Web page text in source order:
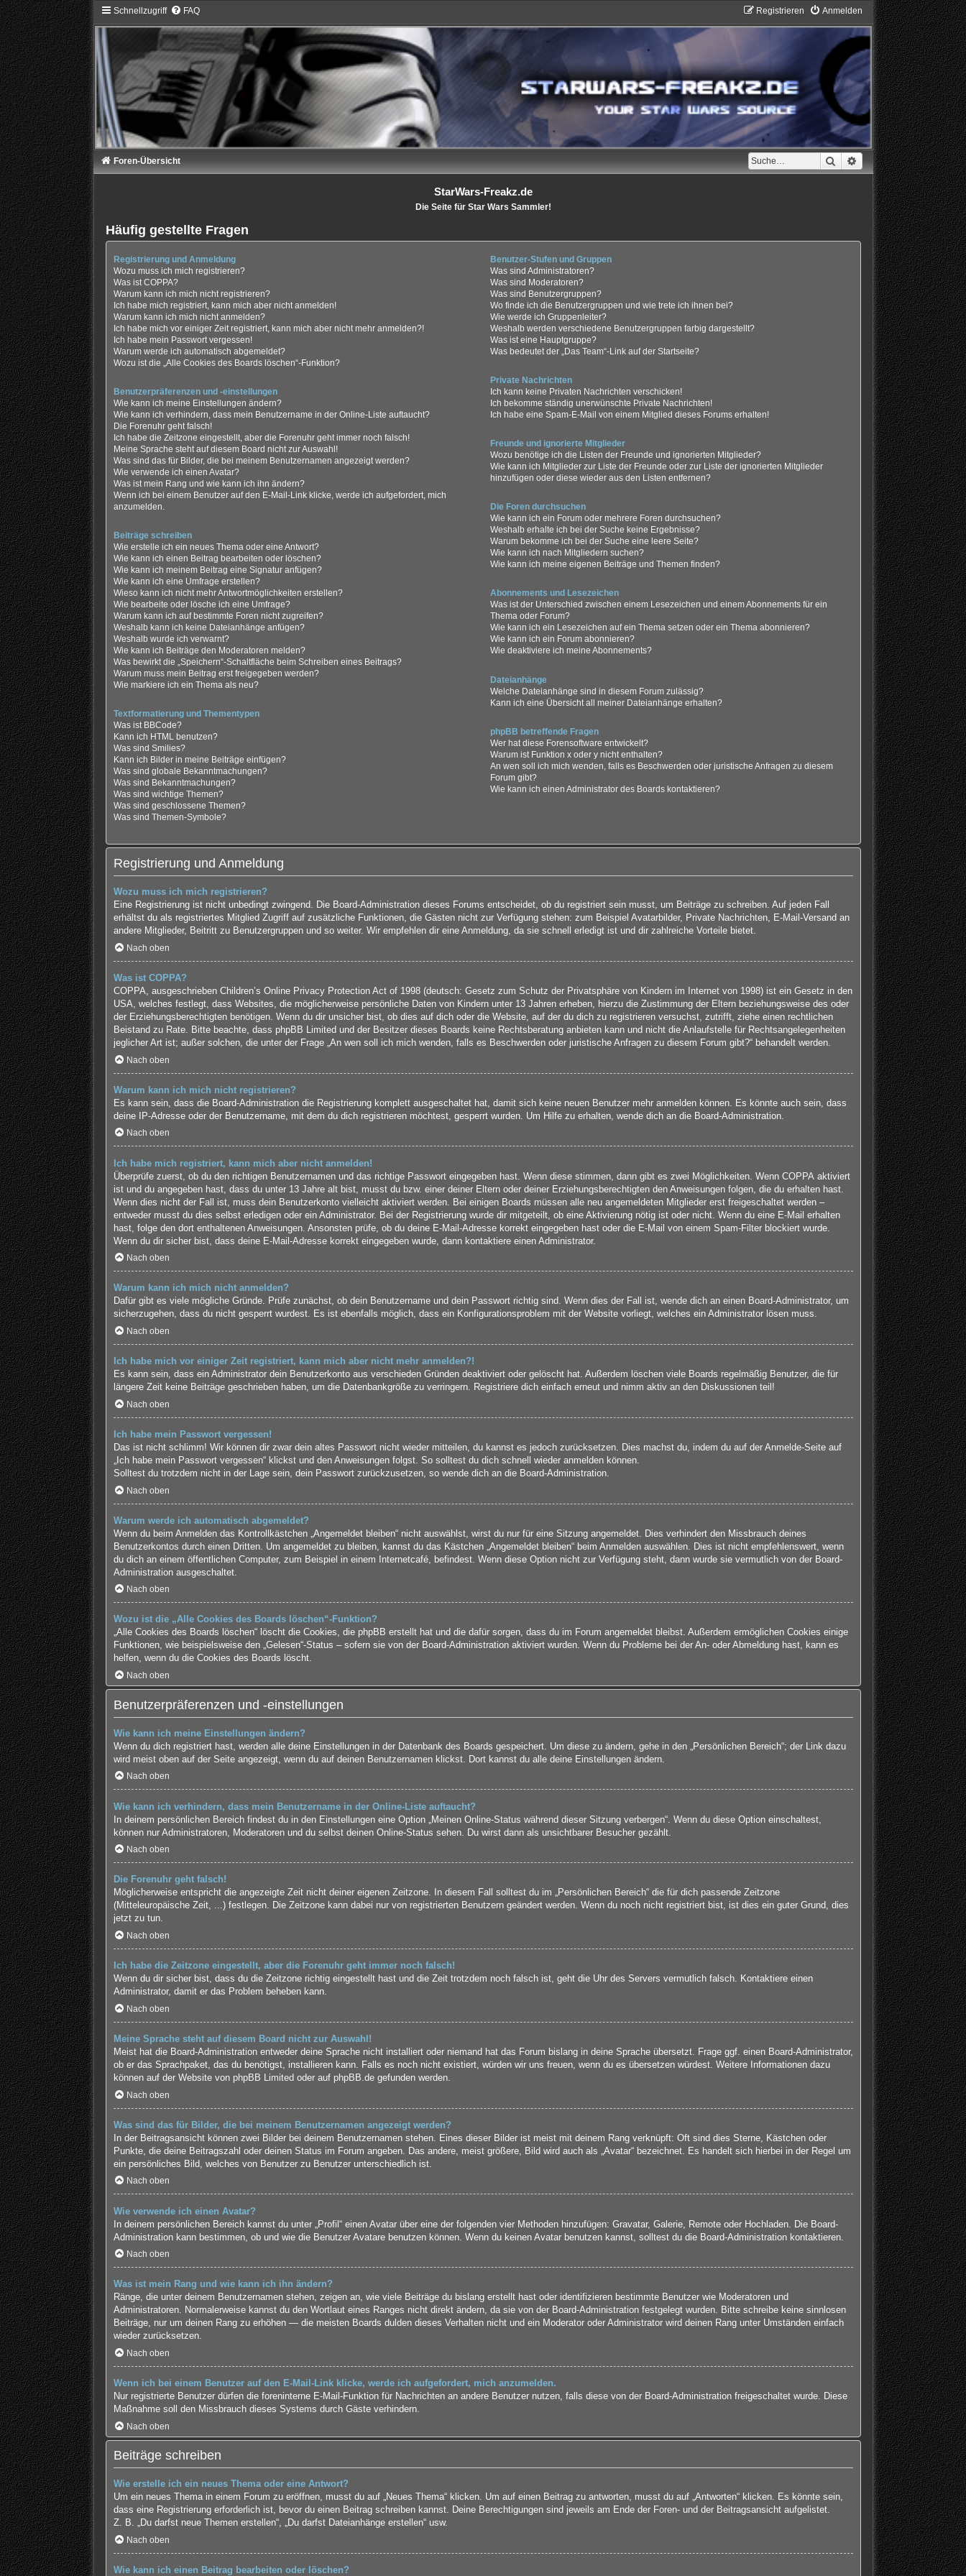
Schnellzugriff FAQ Anmelden
Registrieren
Suche Erweiterte Suche
Foren-Übersicht
StarWars-Freakz.de
Die Seite für Star Wars Sammler!
Häufig gestellte Fragen
Registrierung und Anmeldung
Wozu muss ich mich registrieren?
Was ist COPPA?
Warum kann ich mich nicht registrieren?
Ich habe mich registriert, kann mich aber nicht anmelden!
Warum kann ich mich nicht anmelden?
Ich habe mich vor einiger Zeit registriert, kann mich aber nicht mehr anmelden?!
Ich habe mein Passwort vergessen!
Warum werde ich automatisch abgemeldet?
Wozu ist die „Alle Cookies des Boards löschen“-Funktion?
Benutzerpräferenzen und -einstellungen
Wie kann ich meine Einstellungen ändern?
Wie kann ich verhindern, dass mein Benutzername in der Online-Liste auftaucht?
Die Forenuhr geht falsch!
Ich habe die Zeitzone eingestellt, aber die Forenuhr geht immer noch falsch!
Meine Sprache steht auf diesem Board nicht zur Auswahl!
Was sind das für Bilder, die bei meinem Benutzernamen angezeigt werden?
Wie verwende ich einen Avatar?
Was ist mein Rang und wie kann ich ihn ändern?
Wenn ich bei einem Benutzer auf den E-Mail-Link klicke, werde ich aufgefordert, mich
anzumelden.
Beiträge schreiben
Wie erstelle ich ein neues Thema oder eine Antwort?
Wie kann ich einen Beitrag bearbeiten oder löschen?
Wie kann ich meinem Beitrag eine Signatur anfügen?
Wie kann ich eine Umfrage erstellen?
Wieso kann ich nicht mehr Antwortmöglichkeiten erstellen?
Wie bearbeite oder lösche ich eine Umfrage?
Warum kann ich auf bestimmte Foren nicht zugreifen?
Weshalb kann ich keine Dateianhänge anfügen?
Weshalb wurde ich verwarnt?
Wie kann ich Beiträge den Moderatoren melden?
Was bewirkt die „Speichern“-Schaltfläche beim Schreiben eines Beitrags?
Warum muss mein Beitrag erst freigegeben werden?
Wie markiere ich ein Thema als neu?
Textformatierung und Thementypen
Was ist BBCode?
Kann ich HTML benutzen?
Was sind Smilies?
Kann ich Bilder in meine Beiträge einfügen?
Was sind globale Bekanntmachungen?
Was sind Bekanntmachungen?
Was sind wichtige Themen?
Was sind geschlossene Themen?
Was sind Themen-Symbole?
Benutzer-Stufen und Gruppen
Was sind Administratoren?
Was sind Moderatoren?
Was sind Benutzergruppen?
Wo finde ich die Benutzergruppen und wie trete ich ihnen bei?
Wie werde ich Gruppenleiter?
Weshalb werden verschiedene Benutzergruppen farbig dargestellt?
Was ist eine Hauptgruppe?
Was bedeutet der „Das Team“-Link auf der Startseite?
Private Nachrichten
Ich kann keine Privaten Nachrichten verschicken!
Ich bekomme ständig unerwünschte Private Nachrichten!
Ich habe eine Spam-E-Mail von einem Mitglied dieses Forums erhalten!
Freunde und ignorierte Mitglieder
Wozu benötige ich die Listen der Freunde und ignorierten Mitglieder?
Wie kann ich Mitglieder zur Liste der Freunde oder zur Liste der ignorierten Mitglieder
hinzufügen oder diese wieder aus den Listen entfernen?
Die Foren durchsuchen
Wie kann ich ein Forum oder mehrere Foren durchsuchen?
Weshalb erhalte ich bei der Suche keine Ergebnisse?
Warum bekomme ich bei der Suche eine leere Seite?
Wie kann ich nach Mitgliedern suchen?
Wie kann ich meine eigenen Beiträge und Themen finden?
Abonnements und Lesezeichen
Was ist der Unterschied zwischen einem Lesezeichen und einem Abonnements für ein
Thema oder Forum?
Wie kann ich ein Lesezeichen auf ein Thema setzen oder ein Thema abonnieren?
Wie kann ich ein Forum abonnieren?
Wie deaktiviere ich meine Abonnements?
Dateianhänge
Welche Dateianhänge sind in diesem Forum zulässig?
Kann ich eine Übersicht all meiner Dateianhänge erhalten?
phpBB betreffende Fragen
Wer hat diese Forensoftware entwickelt?
Warum ist Funktion x oder y nicht enthalten?
An wen soll ich mich wenden, falls es Beschwerden oder juristische Anfragen zu diesem
Forum gibt?
Wie kann ich einen Administrator des Boards kontaktieren?
Registrierung und Anmeldung
Wozu muss ich mich registrieren?
Eine Registrierung ist nicht unbedingt zwingend. Die Board-Administration dieses Forums entscheidet, ob du registriert sein musst, um Beiträge zu schreiben. Auf jeden Fall
erhältst du als registriertes Mitglied Zugriff auf zusätzliche Funktionen, die Gästen nicht zur Verfügung stehen: zum Beispiel Avatarbilder, Private Nachrichten, E-Mail-Versand an
andere Mitglieder, Beitritt zu Benutzergruppen und so weiter. Wir empfehlen dir eine Anmeldung, da sie schnell erledigt ist und dir zahlreiche Vorteile bietet.
Nach oben
Was ist COPPA?
COPPA, ausgeschrieben Children’s Online Privacy Protection Act of 1998 (deutsch: Gesetz zum Schutz der Privatsphäre von Kindern im Internet von 1998) ist ein Gesetz in den
USA, welches festlegt, dass Websites, die möglicherweise persönliche Daten von Kindern unter 13 Jahren erheben, hierzu die Zustimmung der Eltern beziehungsweise des oder
der Erziehungsberechtigten benötigen. Wenn du dir unsicher bist, ob dies auf dich oder die Website, auf der du dich zu registrieren versuchst, zutrifft, ziehe einen rechtlichen
Beistand zu Rate. Bitte beachte, dass phpBB Limited und der Besitzer dieses Boards keine Rechtsberatung anbieten kann und nicht die Anlaufstelle für Rechtsangelegenheiten
jeglicher Art ist; außer solchen, die unter der Frage „An wen soll ich mich wenden, falls es Beschwerden oder juristische Anfragen zu diesem Forum gibt?“ behandelt werden.
Nach oben
Warum kann ich mich nicht registrieren?
Es kann sein, dass die Board-Administration die Registrierung komplett ausgeschaltet hat, damit sich keine neuen Benutzer mehr anmelden können. Es könnte auch sein, dass
deine IP-Adresse oder der Benutzername, mit dem du dich registrieren möchtest, gesperrt wurden. Um Hilfe zu erhalten, wende dich an die Board-Administration.
Nach oben
Ich habe mich registriert, kann mich aber nicht anmelden!
Überprüfe zuerst, ob du den richtigen Benutzernamen und das richtige Passwort eingegeben hast. Wenn diese stimmen, dann gibt es zwei Möglichkeiten. Wenn COPPA aktiviert
ist und du angegeben hast, dass du unter 13 Jahre alt bist, musst du bzw. einer deiner Eltern oder deiner Erziehungsberechtigten den Anweisungen folgen, die du erhalten hast.
Wenn dies nicht der Fall ist, muss dein Benutzerkonto vielleicht aktiviert werden. Bei einigen Boards müssen alle neu angemeldeten Mitglieder erst freigeschaltet werden –
entweder musst du dies selbst erledigen oder ein Administrator. Bei der Registrierung wurde dir mitgeteilt, ob eine Aktivierung nötig ist oder nicht. Wenn du eine E-Mail erhalten
hast, folge den dort enthaltenen Anweisungen. Ansonsten prüfe, ob du deine E-Mail-Adresse korrekt eingegeben hast oder die E-Mail von einem Spam-Filter blockiert wurde.
Wenn du dir sicher bist, dass deine E-Mail-Adresse korrekt eingegeben wurde, dann kontaktiere einen Administrator.
Nach oben
Warum kann ich mich nicht anmelden?
Dafür gibt es viele mögliche Gründe. Prüfe zunächst, ob dein Benutzername und dein Passwort richtig sind. Wenn dies der Fall ist, wende dich an einen Board-Administrator, um
sicherzugehen, dass du nicht gesperrt wurdest. Es ist ebenfalls möglich, dass ein Konfigurationsproblem mit der Website vorliegt, welches ein Administrator lösen muss.
Nach oben
Ich habe mich vor einiger Zeit registriert, kann mich aber nicht mehr anmelden?!
Es kann sein, dass ein Administrator dein Benutzerkonto aus verschieden Gründen deaktiviert oder gelöscht hat. Außerdem löschen viele Boards regelmäßig Benutzer, die für
längere Zeit keine Beiträge geschrieben haben, um die Datenbankgröße zu verringern. Registriere dich einfach erneut und nimm aktiv an den Diskussionen teil!
Nach oben
Ich habe mein Passwort vergessen!
Das ist nicht schlimm! Wir können dir zwar dein altes Passwort nicht wieder mitteilen, du kannst es jedoch zurücksetzen. Dies machst du, indem du auf der Anmelde-Seite auf
„Ich habe mein Passwort vergessen“ klickst und den Anweisungen folgst. So solltest du dich schnell wieder anmelden können.
Solltest du trotzdem nicht in der Lage sein, dein Passwort zurückzusetzen, so wende dich an die Board-Administration.
Nach oben
Warum werde ich automatisch abgemeldet?
Wenn du beim Anmelden das Kontrollkästchen „Angemeldet bleiben“ nicht auswählst, wirst du nur für eine Sitzung angemeldet. Dies verhindert den Missbrauch deines
Benutzerkontos durch einen Dritten. Um angemeldet zu bleiben, kannst du das Kästchen „Angemeldet bleiben“ beim Anmelden auswählen. Dies ist nicht empfehlenswert, wenn
du dich an einem öffentlichen Computer, zum Beispiel in einem Internetcafé, befindest. Wenn diese Option nicht zur Verfügung steht, dann wurde sie vermutlich von der Board-
Administration ausgeschaltet.
Nach oben
Wozu ist die „Alle Cookies des Boards löschen“-Funktion?
„Alle Cookies des Boards löschen“ löscht die Cookies, die phpBB erstellt hat und die dafür sorgen, dass du im Forum angemeldet bleibst. Außerdem ermöglichen Cookies einige
Funktionen, wie beispielsweise den „Gelesen“-Status – sofern sie von der Board-Administration aktiviert wurden. Wenn du Probleme bei der An- oder Abmeldung hast, kann es
helfen, wenn du die Cookies des Boards löscht.
Nach oben
Benutzerpräferenzen und -einstellungen
Wie kann ich meine Einstellungen ändern?
Wenn du dich registriert hast, werden alle deine Einstellungen in der Datenbank des Boards gespeichert. Um diese zu ändern, gehe in den „Persönlichen Bereich“; der Link dazu
wird meist oben auf der Seite angezeigt, wenn du auf deinen Benutzernamen klickst. Dort kannst du alle deine Einstellungen ändern.
Nach oben
Wie kann ich verhindern, dass mein Benutzername in der Online-Liste auftaucht?
In deinem persönlichen Bereich findest du in den Einstellungen eine Option „Meinen Online-Status während dieser Sitzung verbergen“. Wenn du diese Option einschaltest,
können nur Administratoren, Moderatoren und du selbst deinen Online-Status sehen. Du wirst dann als unsichtbarer Besucher gezählt.
Nach oben
Die Forenuhr geht falsch!
Möglicherweise entspricht die angezeigte Zeit nicht deiner eigenen Zeitzone. In diesem Fall solltest du im „Persönlichen Bereich“ die für dich passende Zeitzone
(Mitteleuropäische Zeit, ...) festlegen. Die Zeitzone kann dabei nur von registrierten Benutzern geändert werden. Wenn du noch nicht registriert bist, ist dies ein guter Grund, dies
jetzt zu tun.
Nach oben
Ich habe die Zeitzone eingestellt, aber die Forenuhr geht immer noch falsch!
Wenn du dir sicher bist, dass du die Zeitzone richtig eingestellt hast und die Zeit trotzdem noch falsch ist, geht die Uhr des Servers vermutlich falsch. Kontaktiere einen
Administrator, damit er das Problem beheben kann.
Nach oben
Meine Sprache steht auf diesem Board nicht zur Auswahl!
Meist hat die Board-Administration entweder deine Sprache nicht installiert oder niemand hat das Forum bislang in deine Sprache übersetzt. Frage ggf. einen Board-Administrator,
ob er das Sprachpaket, das du benötigst, installieren kann. Falls es noch nicht existiert, würden wir uns freuen, wenn du es übersetzen würdest. Weitere Informationen dazu
können auf der Website von phpBB Limited oder auf phpBB.degefunden werden.
Nach oben
Was sind das für Bilder, die bei meinem Benutzernamen angezeigt werden?
In der Beitragsansicht können zwei Bilder bei deinem Benutzernamen stehen. Eines dieser Bilder ist meist mit deinem Rang verknüpft: Oft sind dies Sterne, Kästchen oder
Punkte, die deine Beitragszahl oder deinen Status im Forum angeben. Das andere, meist größere, Bild wird auch als „Avatar“ bezeichnet. Es handelt sich hierbei in der Regel um
ein persönliches Bild, welches von Benutzer zu Benutzer unterschiedlich ist.
Nach oben
Wie verwende ich einen Avatar?
In deinem persönlichen Bereich kannst du unter „Profil“ einen Avatar über eine der folgenden vier Methoden hinzufügen: Gravatar, Galerie, Remote oder Hochladen. Die Board-
Administration kann bestimmen, ob und wie die Benutzer Avatare benutzen können. Wenn du keinen Avatar benutzen kannst, solltest du die Board-Administration kontaktieren.
Nach oben
Was ist mein Rang und wie kann ich ihn ändern?
Ränge, die unter deinem Benutzernamen stehen, zeigen an, wie viele Beiträge du bislang erstellt hast oder identifizieren bestimmte Benutzer wie Moderatoren und
Administratoren. Normalerweise kannst du den Wortlaut eines Ranges nicht direkt ändern, da sie von der Board-Administration festgelegt wurden. Bitte schreibe keine sinnlosen
Beiträge, nur um deinen Rang zu erhöhen — die meisten Boards dulden dieses Verhalten nicht und ein Moderator oder Administrator wird deinen Rang unter Umständen einfach
wieder zurücksetzen.
Nach oben
Wenn ich bei einem Benutzer auf den E-Mail-Link klicke, werde ich aufgefordert, mich anzumelden.
Nur registrierte Benutzer dürfen die foreninterne E-Mail-Funktion für Nachrichten an andere Benutzer nutzen, falls diese von der Board-Administration freigeschaltet wurde. Diese
Maßnahme soll den Missbrauch dieses Systems durch Gäste verhindern.
Nach oben
Beiträge schreiben
Wie erstelle ich ein neues Thema oder eine Antwort?
Um ein neues Thema in einem Forum zu eröffnen, musst du auf „Neues Thema“ klicken. Um auf einen Beitrag zu antworten, musst du auf „Antworten“ klicken. Es könnte sein,
dass eine Registrierung erforderlich ist, bevor du einen Beitrag schreiben kannst. Deine Berechtigungen sind jeweils am Ende der Foren- und der Beitragsansicht aufgelistet.
Z. B. „Du darfst neue Themen erstellen“, „Du darfst Dateianhänge erstellen“ usw.
Nach oben
Wie kann ich einen Beitrag bearbeiten oder löschen?